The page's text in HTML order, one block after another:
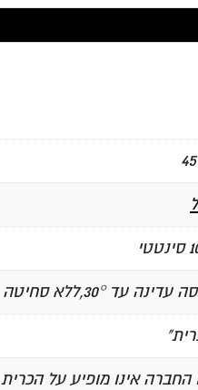
עדינה עד 30°,ללא סחיטה
החברה אינו מופיע על הכרית